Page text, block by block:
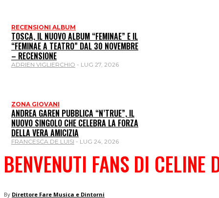
RECENSIONI ALBUM
TOSCA, IL NUOVO ALBUM “FEMINAE” E IL
“FEMINAE A TEATRO” DAL 30 NOVEMBRE
– RECENSIONE
ADRIEN VIGLIERCHIO - LUG 27, 2026
ZONA GIOVANI
ANDREA GAREN PUBBLICA “N’TRUE”, IL
NUOVO SINGOLO CHE CELEBRA LA FORZA
DELLA VERA AMICIZIA
FRANCESCA DE LUISI - LUG 24, 2026
BENVENUTI FANS DI CELINE
By Direttore Fare Musica e Dintorni